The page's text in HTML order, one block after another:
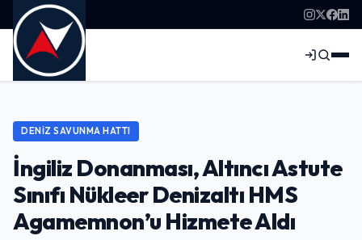
DENIZ SAVUNMA HATTI
İngiliz Donanması, Altıncı Astute
Sınıfı Nükleer Denizaltı HMS
Agamemnon’u Hizmete Aldı